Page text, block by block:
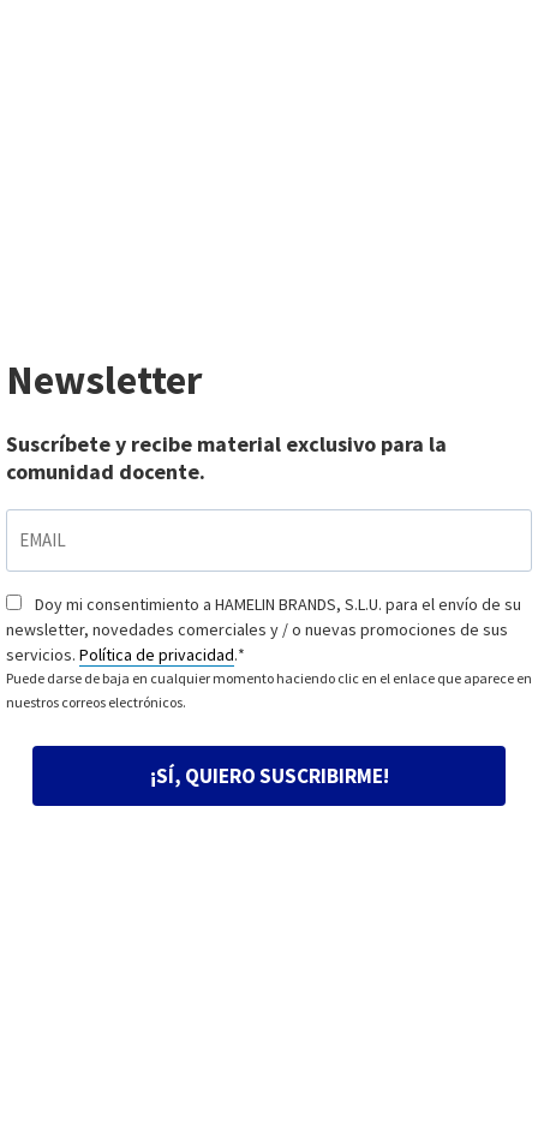
Newsletter
Suscríbete y recibe material exclusivo para la
comunidad docente.
Consentimiento*
Doy mi consentimiento a HAMELIN BRANDS, S.L.U. para el envío de su
newsletter, novedades comerciales y / o nuevas promociones de sus
servicios. Política de privacidad.*
Puede darse de baja en cualquier momento haciendo clic en el enlace que aparece en
nuestros correos electrónicos.